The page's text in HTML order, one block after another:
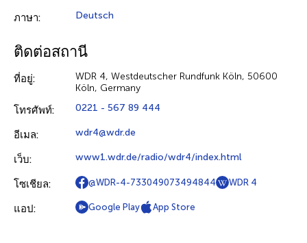
ภาษา: Deutsch
ติดต่อสถานี
ที่อยู่:
WDR 4, Westdeutscher Rundfunk Köln, 50600
Köln, Germany
โทรศัพท์: 0221 - 567 89 444
อีเมล: wdr4@wdr.de
เว็บ: www1.wdr.de/radio/wdr4/index.html
โซเชียล: @WDR-4-733049073494844 WDR 4
แอป: Google Play App Store